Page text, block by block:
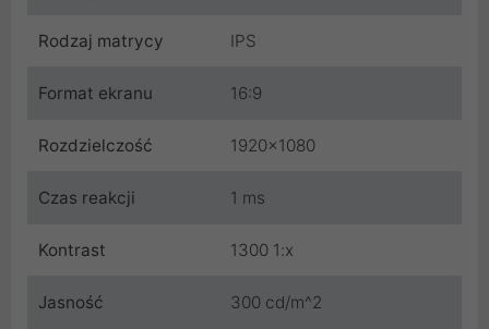
Rodzaj matrycy IPS
Format ekranu 16:9
Rozdzielczość 1920x1080
Czas reakcji 1 ms
Kontrast 1300 1:x
Jasność 300 cd/m^2